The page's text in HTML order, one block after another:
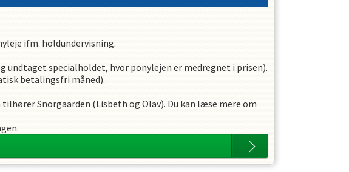
ifm. holdundervisning.
undtaget specialholdet, hvor ponylejen er medregnet i prisen).
betalingsfri måned).
Snorgaarden (Lisbeth og Olav). Du kan læse mere om